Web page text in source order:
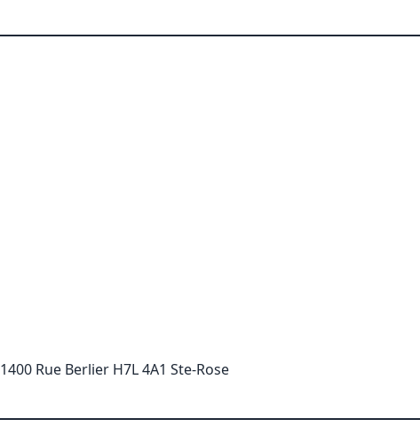
1400 Rue Berlier H7L 4A1 Ste-Rose